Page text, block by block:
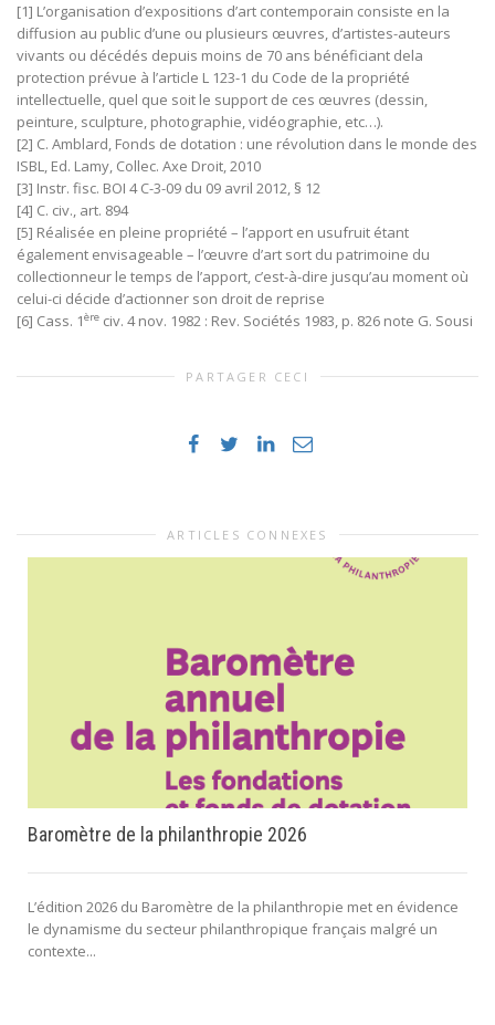
[1] L’organisation d’expositions d’art contemporain consiste en la
diffusion au public d’une ou plusieurs œuvres, d’artistes-auteurs
vivants ou décédés depuis moins de 70 ans bénéficiant dela
protection prévue à l’article L 123-1 du Code de la propriété
intellectuelle, quel que soit le support de ces œuvres (dessin,
peinture, sculpture, photographie, vidéographie, etc…).
[2] C. Amblard, Fonds de dotation : une révolution dans le monde des
ISBL, Ed. Lamy, Collec. Axe Droit, 2010
[3] Instr. fisc. BOI 4 C-3-09 du 09 avril 2012, § 12
[4] C. civ., art. 894
[5] Réalisée en pleine propriété – l’apport en usufruit étant
également envisageable – l’œuvre d’art sort du patrimoine du
collectionneur le temps de l’apport, c’est-à-dire jusqu’au moment où
celui-ci décide d’actionner son droit de reprise
[6] Cass. 1ère civ. 4 nov. 1982 : Rev. Sociétés 1983, p. 826 note G. Sousi
PARTAGER CECI
ARTICLES CONNEXES
Baromètre de la philanthropie 2026
L’édition 2026 du Baromètre de la philanthropie met en évidence
le dynamisme du secteur philanthropique français malgré un
contexte...